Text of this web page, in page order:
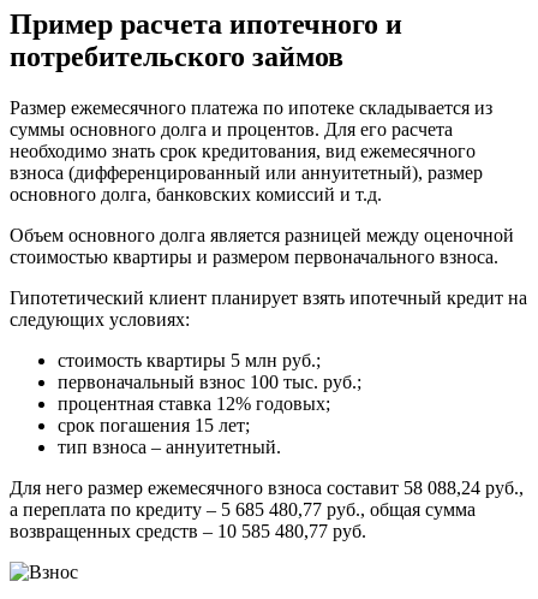
Пример расчета ипотечного и
потребительского займов
Размер ежемесячного платежа по ипотеке складывается из
суммы основного долга и процентов. Для его расчета
необходимо знать срок кредитования, вид ежемесячного
взноса (дифференцированный или аннуитетный), размер
основного долга, банковских комиссий и т.д.
Объем основного долга является разницей между оценочной
стоимостью квартиры и размером первоначального взноса.
Гипотетический клиент планирует взять ипотечный кредит на
следующих условиях:
стоимость квартиры 5 млн руб.;
первоначальный взнос 100 тыс. руб.;
процентная ставка 12% годовых;
срок погашения 15 лет;
тип взноса – аннуитетный.
Для него размер ежемесячного взноса составит 58 088,24 руб.,
а переплата по кредиту – 5 685 480,77 руб., общая сумма
возвращенных средств – 10 585 480,77 руб.